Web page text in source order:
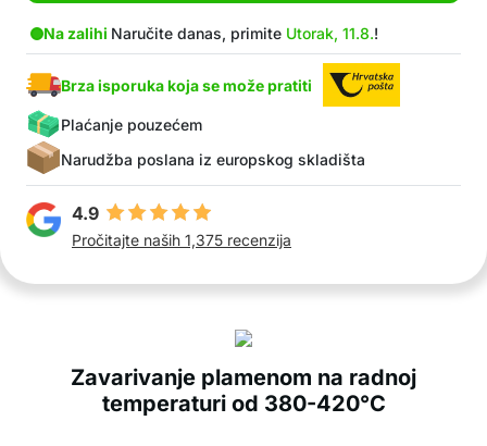
Na zalihi Naručite danas, primite Utorak, 11.8.!
Brza isporuka koja se može pratiti
Plaćanje pouzećem
Narudžba poslana iz europskog skladišta
4.9
Pročitajte naših 1,375 recenzija
Zavarivanje plamenom na radnoj
temperaturi od 380-420°C